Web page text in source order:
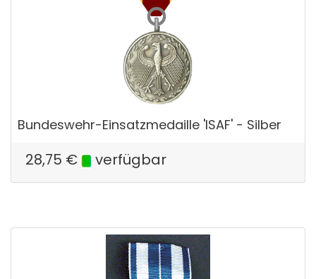
Bundeswehr-Einsatzmedaille 'ISAF' - Silber
28,75 € verfügbar